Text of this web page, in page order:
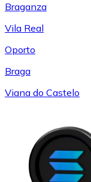
Braganza
Vila Real
Oporto
Braga
Viana do Castelo